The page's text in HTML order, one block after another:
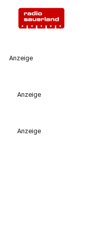
Anzeige
Anzeige
Anzeige